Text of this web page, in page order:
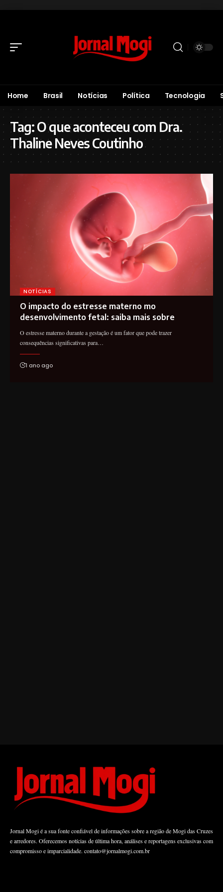
Home Brasil Notícias Política Tecnologia
Tag:O que aconteceu com Dra.
Thaline Neves Coutinho
NOTÍCIAS
O impacto do estresse materno mo
desenvolvimento fetal: saiba mais sobre
O estresse materno durante a gestação é um fator que pode trazer
consequências significativas para…
1 ano ago
Jornal Mogi é a sua fonte confiável de informações sobre a região de Mogi das Cruzes
e arredores. Oferecemos notícias de última hora, análises e reportagens exclusivas com
compromisso e imparcialidade. contato@jornalmogi.com.br